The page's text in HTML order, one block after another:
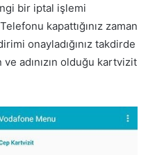
bir iptal işlemi
kapattığınız zaman
onayladığınız takdirde
ve adınızın olduğu kartvizit